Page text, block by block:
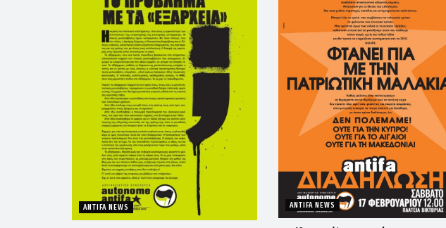
ANTIFA NEWS ANTIFA NEWS